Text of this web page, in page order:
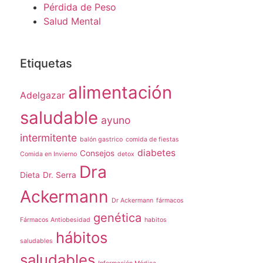
Pérdida de Peso
Salud Mental
Etiquetas
Adelgazar alimentación
saludable ayuno
intermitente balón gastrico comida de fiestas
Comida en Invierno Consejos detox diabetes
Dieta Dr. Serra Dra
Ackermann
Dr Ackermann fármacos
Fármacos Antiobesidad genética habitos
saludables
hábitos